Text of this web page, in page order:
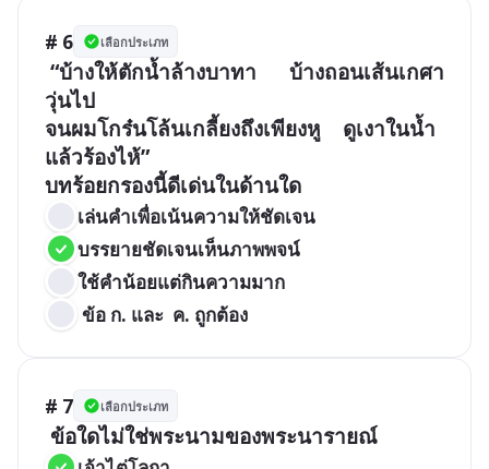
# 6 เลือกประเภท
วุ่นไป
จนผมโกร๋นโล้นเกลี้ยงถึงเพียงหู    ดูเงาในน้ำ
แล้วร้องไห้”
เล่นคำเพื่อเน้นความให้ชัดเจน
บรรยายชัดเจนเห็นภาพพจน์
ใช้คำน้อยแต่กินความมาก
ข้อ ก. และ  ค. ถูกต้อง
# 7 เลือกประเภท
ข้อใดไม่ใช่พระนามของพระนารายณ์